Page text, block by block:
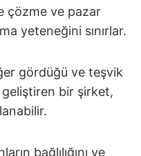
çözme ve pazar
yeteneğini sınırlar.
gördüğü ve teşvik
geliştiren bir şirket,
bağlılığını ve